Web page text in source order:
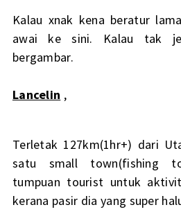
Kalau xnak kena beratur
awai ke sini. Kalau tak
bergambar.
Lancelin ,
Terletak 127km(1hr+) dari
satu small town(fishing
tumpuan tourist untuk
kerana pasir dia yang super